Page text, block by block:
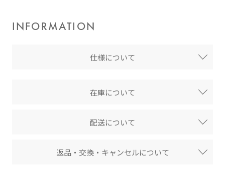
INFORMATION
仕様について
在庫について
配送について
返品・交換・キャンセルについて